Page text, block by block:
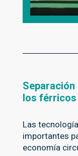
los férricos
Las
importantes
economía